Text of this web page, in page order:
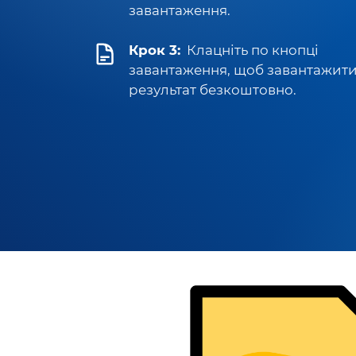
завантаження.
Крок 3: Клацніть по кнопці
завантаження, щоб
результат безкоштовно.